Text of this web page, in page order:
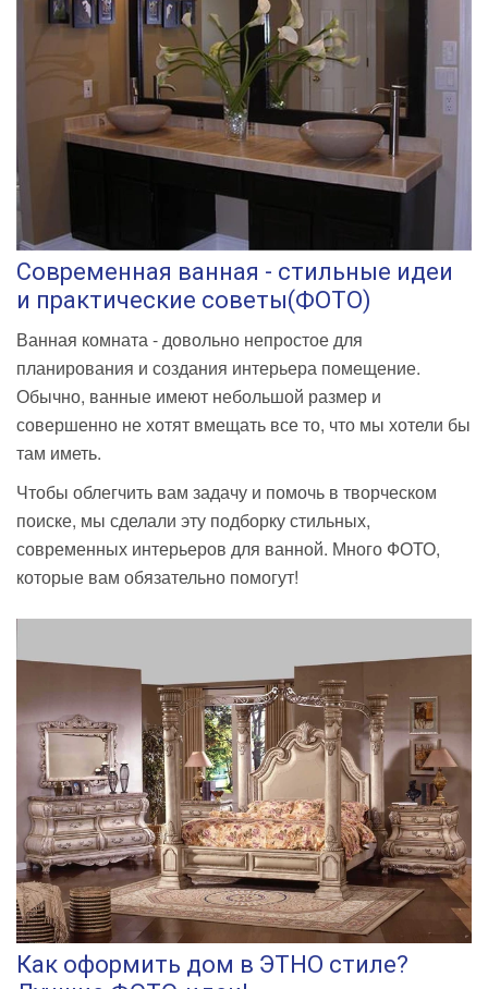
Современная ванная - стильные идеи
и практические советы(ФОТО)
Ванная комната - довольно непростое для
планирования и создания интерьера помещение.
Обычно, ванные имеют небольшой размер и
совершенно не хотят вмещать все то, что мы хотели бы
там иметь.
Чтобы облегчить вам задачу и помочь в творческом
поиске, мы сделали эту подборку стильных,
современных интерьеров для ванной. Много ФОТО,
которые вам обязательно помогут!
Как оформить дом в ЭТНО стиле?